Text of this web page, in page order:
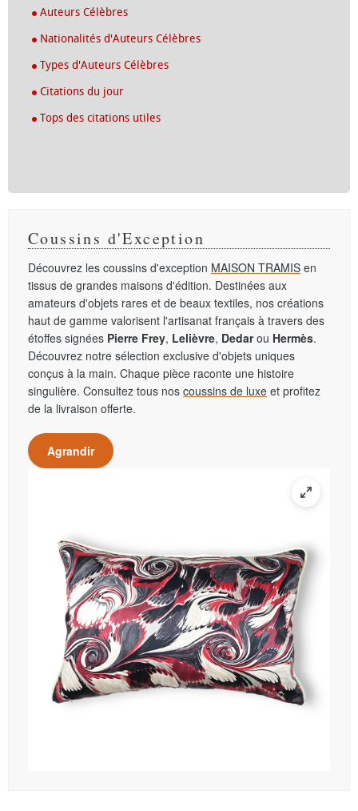
Auteurs Célèbres
Nationalités d'Auteurs Célèbres
Types d'Auteurs Célèbres
Citations du jour
Tops des citations utiles
Coussins d'Exception
Découvrez les coussins d'exception MAISON TRAMIS en
tissus de grandes maisons d'édition. Destinées aux
amateurs d'objets rares et de beaux textiles, nos créations
haut de gamme valorisent l'artisanat français à travers des
étoffes signées Pierre Frey, Lelièvre, Dedarou Hermès.
Découvrez notre sélection exclusive d'objets uniques
conçus à la main. Chaque pièce raconte une histoire
singulière. Consultez tous nos coussins de luxe et profitez
de la livraison offerte.
Agrandir